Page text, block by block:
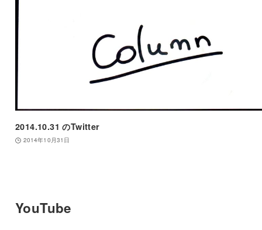
2014.10.31 のTwitter
2014年10月31日
YouTube